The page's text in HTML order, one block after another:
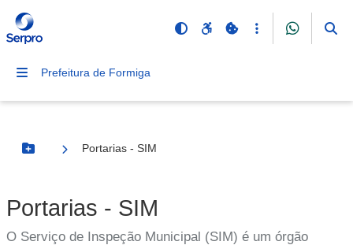
Prefeitura de Formiga
Botão Menu
Portarias - SIM
Portarias - SIM
O Serviço de Inspeção Municipal (SIM) é um órgão